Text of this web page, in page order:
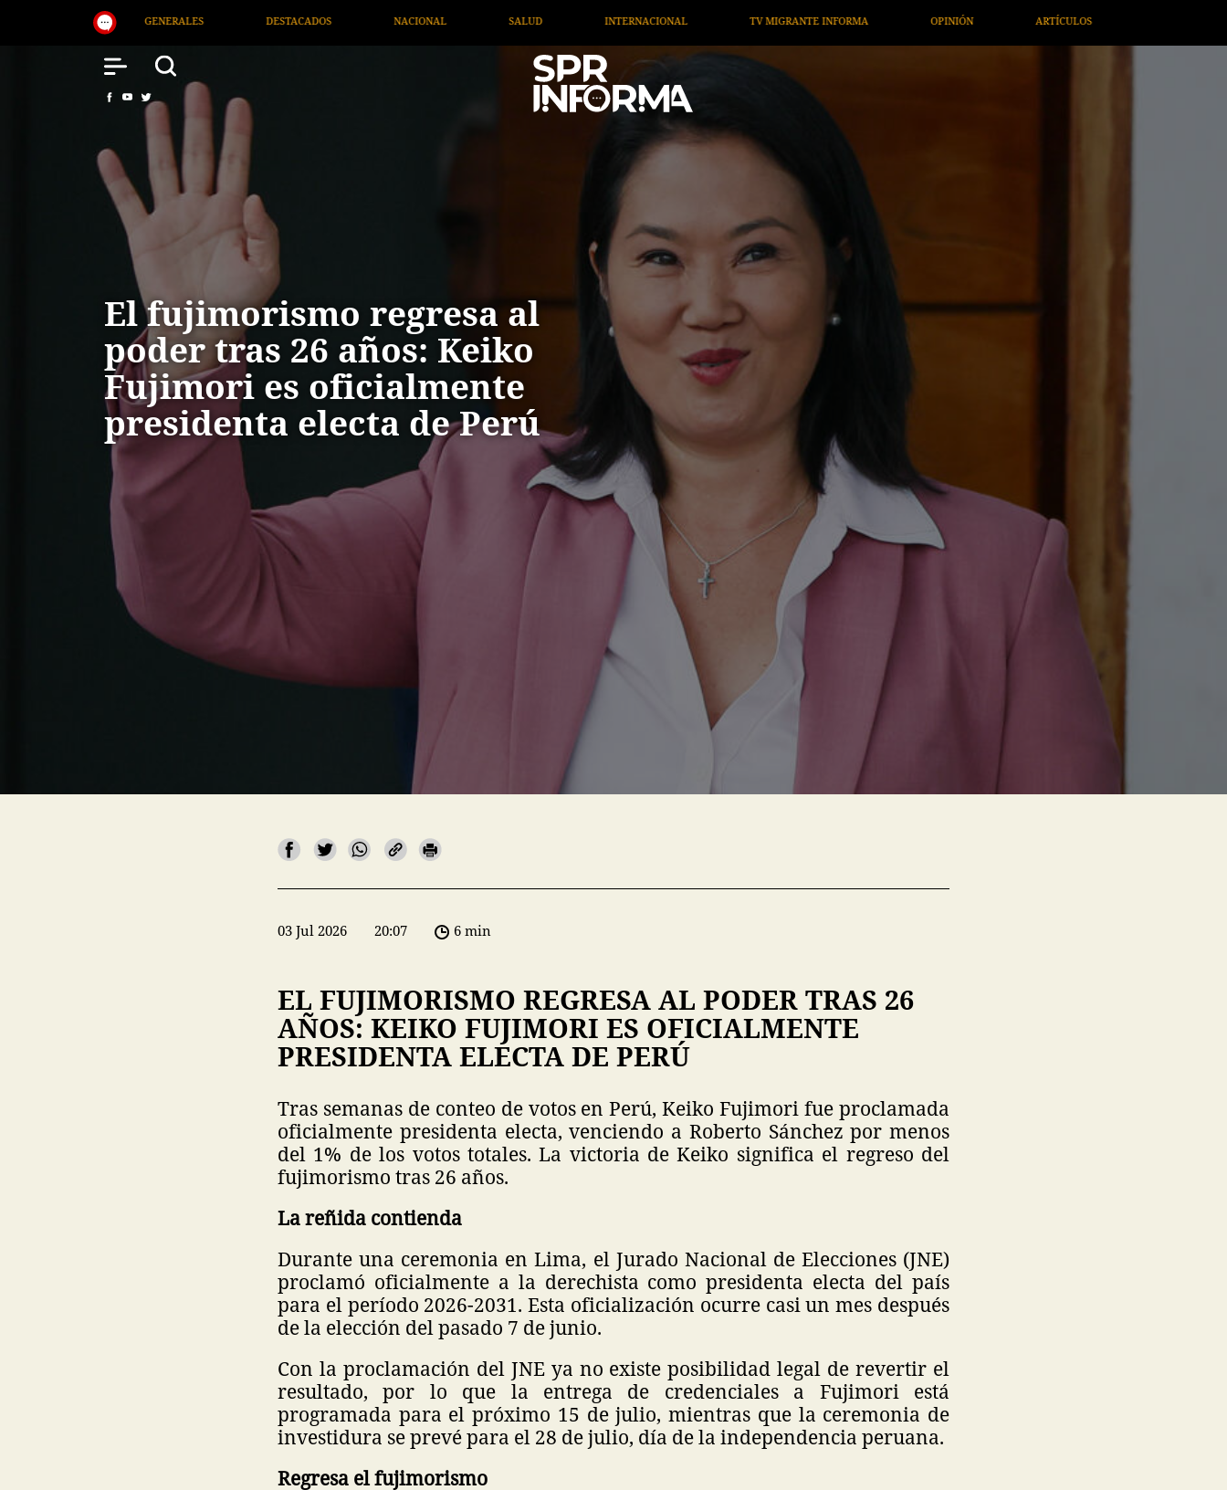
DESTACADOS NACIONAL SALUD INTERNACIONAL TV MIGRANTE INFORMA OPINIÓN ARTÍCULOS ARTE / ENTRETENIMIENTO
El fujimorismo regresa al
poder tras 26 años: Keiko
Fujimori es oficialmente
presidenta electa de Perú
03 Jul 2026 20:07 6 min
EL FUJIMORISMO REGRESA AL PODER TRAS 26
AÑOS: KEIKO FUJIMORI ES OFICIALMENTE
PRESIDENTA ELECTA DE PERÚ
Tras semanas de conteo de votos en Perú, Keiko Fujimori fue proclamada
oficialmente presidenta electa, venciendo a Roberto Sánchez por menos
del 1% de los votos totales. La victoria de Keiko significa el regreso del
fujimorismo tras 26 años.
La reñida contienda
Durante una ceremonia en Lima, el Jurado Nacional de Elecciones (JNE)
proclamó oficialmente a la derechista como presidenta electa del país
para el período 2026-2031. Esta oficialización ocurre casi un mes después
de la elección del pasado 7 de junio.
Con la proclamación del JNE ya no existe posibilidad legal de revertir el
resultado, por lo que la entrega de credenciales a Fujimori está
programada para el próximo 15 de julio, mientras que la ceremonia de
investidura se prevé para el 28 de julio, día de la independencia peruana.
Regresa el fujimorismo